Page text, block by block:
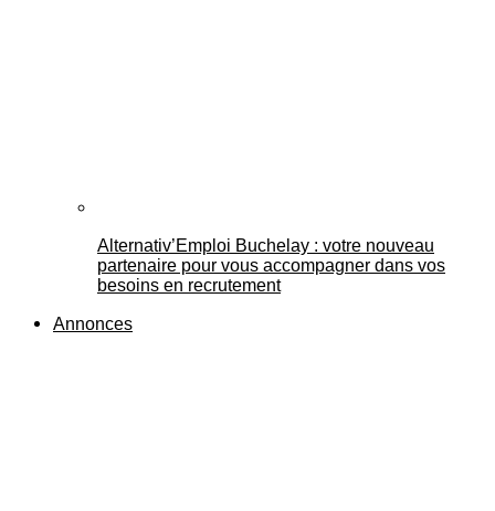
Alternativ’Emploi Buchelay : votre nouveau
partenaire pour vous accompagner dans vos
besoins en recrutement
Annonces